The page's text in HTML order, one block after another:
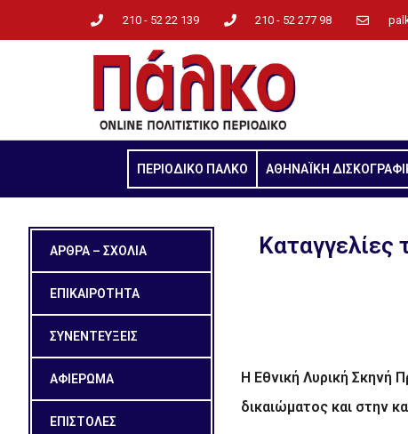
210 - 52 22 139 210 - 52 277 98
ΠΕΡΙΟΔΙΚΟ ΠΑΛΚΟ ΑΘΗΝΑΪΚΗ
ΑΡΘΡΑ – ΣΧΟΛΙΑ
ΕΠΙΚΑΙΡΟΤΗΤΑ
ΣΥΝΕΝΤΕΥΞΕΙΣ
ΑΦΙΕΡΩΜΑ
ΕΠΙΣΤΟΛΕΣ
Η Εθνική Λυρική Σκηνή
δικαιώματος και στην